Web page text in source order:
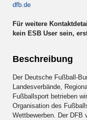
dfb.de
Für weitere
kein ESB User sein,
Beschreibung
Der Deutsche Fußball-
Landesverbände,
Fußballsport betrieben
Organisation des
Wettbewerben. Der DFB